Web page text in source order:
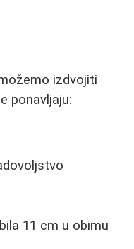
izdvojiti
ponavljaju:
11 cm u obimu